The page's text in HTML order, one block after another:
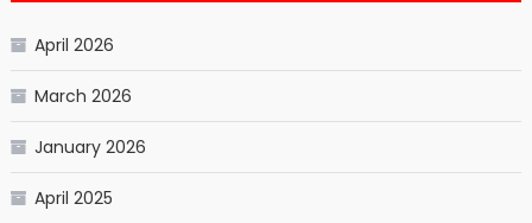
April 2026
March 2026
January 2026
April 2025